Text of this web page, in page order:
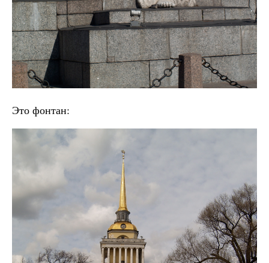
Это фонтан: